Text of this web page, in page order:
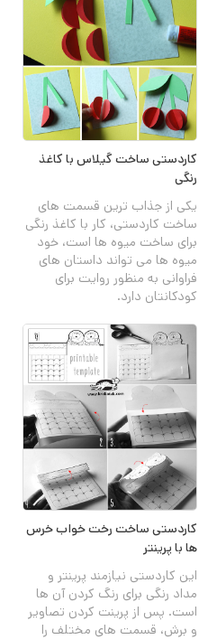
کاردستی ساخت گیلاس با کاغذ
رنگی
یکی از جذاب ترین قسمت های
ساخت کاردستی، کار با کاغذ رنگی
برای ساخت میوه ها است، خود
میوه ها می تواند داستان های
فراوانی به منظور روایت برای
کودکانتان دارد.
کاردستی ساخت رخت خواب خرس
ها با پرینتر
این کاردستی نیازمند پرینتر و
مداد رنگی برای رنگ کردن آن ها
است. پس از پرینت کردن تصاویر
و برش، قسمت های مختلف را